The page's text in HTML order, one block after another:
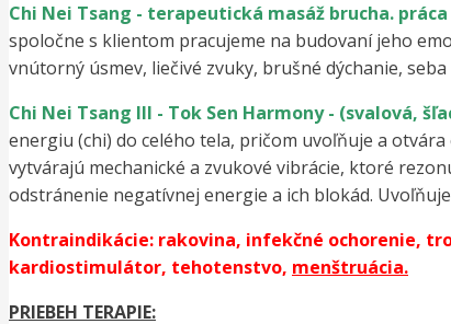
Chi Nei Tsang - terapeutická masáž brucha.
spoločne s klientom pracujeme na budovaní jeho
vnútorný úsmev, liečivé zvuky, brušné dýchanie,
Chi Nei Tsang III - Tok Sen Harmony - (svalová,
energiu (chi) do celého tela, pričom uvoľňuje a
vytvárajú mechanické a zvukové vibrácie, ktoré
odstránenie negatívnej energie a ich blokád.
Kontraindikácie: rakovina, infekčné ochorenie,
kardiostimulátor, tehotenstvo, menštruácia.
PRIEBEH TERAPIE: